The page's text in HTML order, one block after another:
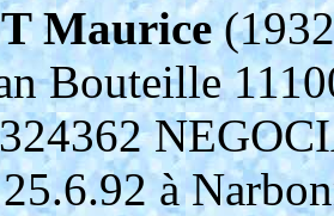
Maurice
Bouteille
à